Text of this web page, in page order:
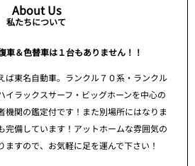
About Us
私たちについて
車＆色替車は１台もありません！！
東名自動車。ランクル７０系・ランクル
イラックスサーフ・ビッグホーンを中心の
機関の鑑定付です！また別場所にはなりま
完備しています！アットホームな雰囲気の
ますので、お気軽に足を運んで下さい！